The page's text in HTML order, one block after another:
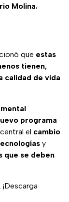
Molina.
que estas
tienen,
calidad de vida
programa
el cambio
y
que se deben